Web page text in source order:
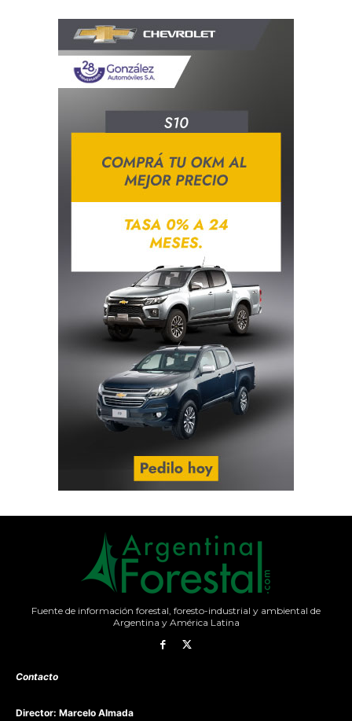
Fuente de información forestal, foresto-industrial y ambiental de
Argentina y América Latina
Contacto
Director: Marcelo Almada